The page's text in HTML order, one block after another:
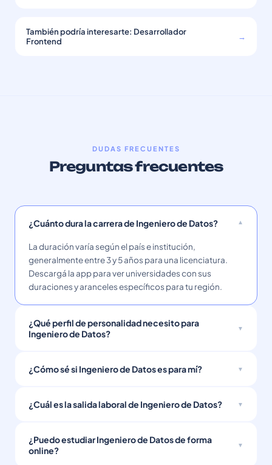
También podría interesarte: Desarrollador
Frontend
→
DUDAS FRECUENTES
Preguntas frecuentes
¿Cuánto dura la carrera de Ingeniero de Datos?
La duración varía según el país e institución,
generalmente entre 3 y 5 años para una licenciatura.
Descargá la app para ver universidades con sus
duraciones y aranceles específicos para tu región.
¿Qué perfil de personalidad necesito para
Ingeniero de Datos?
¿Cómo sé si Ingeniero de Datos es para mí?
¿Cuál es la salida laboral de Ingeniero de Datos?
¿Puedo estudiar Ingeniero de Datos de forma
online?